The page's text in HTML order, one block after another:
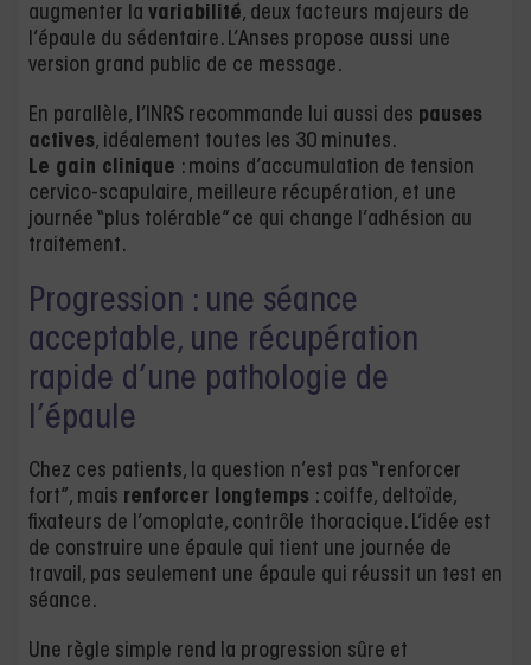
augmenter la variabilité, deux facteurs majeurs de
l’épaule du sédentaire. L’Anses propose aussi une
version grand public de ce message.
En parallèle, l’INRS recommande lui aussi des pauses
actives, idéalement toutes les 30 minutes.
Le gain clinique : moins d’accumulation de tension
cervico-scapulaire, meilleure récupération, et une
journée “plus tolérable” ce qui change l’adhésion au
traitement.
Progression : une séance
acceptable, une récupération
rapide d’une pathologie de
l’épaule
Chez ces patients, la question n’est pas “renforcer
fort”, mais renforcer longtemps : coiffe, deltoïde,
fixateurs de l’omoplate, contrôle thoracique. L’idée est
de construire une épaule qui tient une journée de
travail, pas seulement une épaule qui réussit un test en
séance.
Une règle simple rend la progression sûre et